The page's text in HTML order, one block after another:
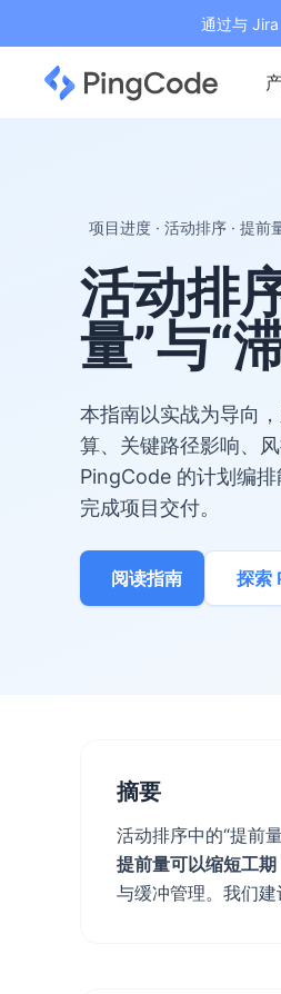
通过与
项目进度 · 活动排序 · 提前
活动排
量”与“
本指南以实战为导向
算、关键路径影响、
PingCode 的计划编
完成项目交付。
阅读指南 探索
摘要
活动排序中的“提前
提前量可以缩短工
与缓冲管理。我们